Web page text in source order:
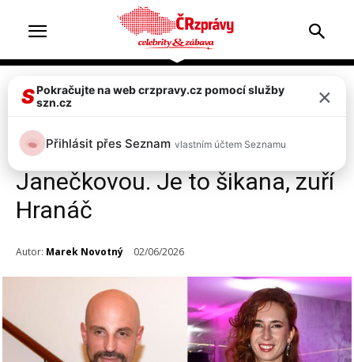
Celebrity
Stylista Filip Vaněk jedovatě
kritizoval hudebnici
Janečkovou. Je to šikana, zuří
Hranáč
Autor: Marek Novotný 02/06/2026
SPokračujte na web crzpravy.cz pomocí služby
szn.cz
×
Přihlásit přes Seznam vlastním účtem Seznamu